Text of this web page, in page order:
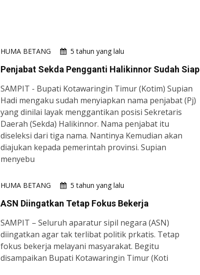
HUMA BETANG 5 tahun yang lalu
Penjabat Sekda Pengganti Halikinnor Sudah Siap
SAMPIT - Bupati Kotawaringin Timur (Kotim) Supian
Hadi mengaku sudah menyiapkan nama penjabat (Pj)
yang dinilai layak menggantikan posisi Sekretaris
Daerah (Sekda) Halikinnor. Nama penjabat itu
diseleksi dari tiga nama. Nantinya Kemudian akan
diajukan kepada pemerintah provinsi. Supian
menyebu
HUMA BETANG 5 tahun yang lalu
ASN Diingatkan Tetap Fokus Bekerja
SAMPIT – Seluruh aparatur sipil negara (ASN)
diingatkan agar tak terlibat politik prkatis. Tetap
fokus bekerja melayani masyarakat. Begitu
disampaikan Bupati Kotawaringin Timur (Koti